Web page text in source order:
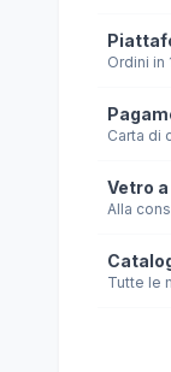
Ordini in
Carta di
Vetro
Alla
Tutte le